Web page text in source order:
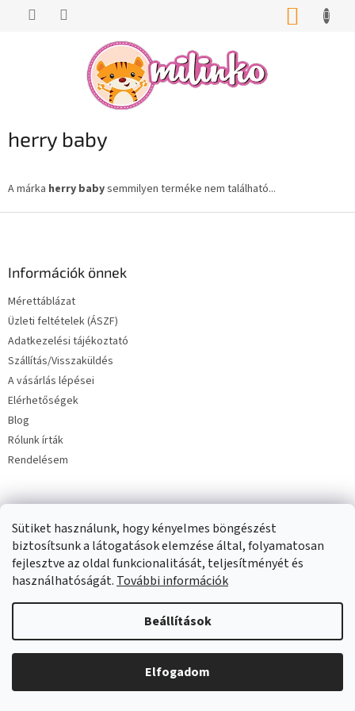
Sütiket használunk, hogy kényelmes böngészést
biztosítsunk a látogatások elemzése által, folyamatosan
fejlesztve az oldal funkcionalitását, teljesítményét és
használhatóságát. További információk
Beállítások
Elfogadom
KOSÁR
herry baby
A márka herry babysemmilyen terméke nem található...
Információk önnek
Mérettáblázat
Üzleti feltételek (ÁSZF)
Adatkezelési tájékoztató
Szállítás/Visszaküldés
A vásárlás lépései
Elérhetőségek
Blog
Rólunk írták
Rendelésem
Copyright 2026 Milinko baba és gyermekruha. Minden jog
fenntartva.